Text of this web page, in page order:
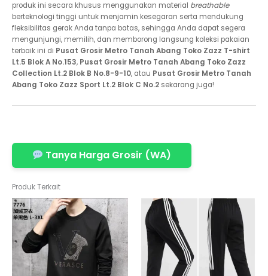
produk ini secara khusus menggunakan material breathable
berteknologi tinggi untuk menjamin kesegaran serta mendukung
fleksibilitas gerak Anda tanpa batas, sehingga Anda dapat segera
mengunjungi, memilih, dan memborong langsung koleksi pakaian
terbaik ini di Pusat Grosir Metro Tanah Abang Toko Zazz T-shirt
Lt.5 Blok A No.153, Pusat Grosir Metro Tanah Abang Toko Zazz
Collection Lt.2 Blok B No.8-9-10, atau Pusat Grosir Metro Tanah
Abang Toko Zazz Sport Lt.2 Blok C No.2 sekarang juga!
Tanya Harga Grosir (WA)
Produk Terkait